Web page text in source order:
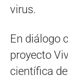
virus.
En diálogo
proyecto
científica